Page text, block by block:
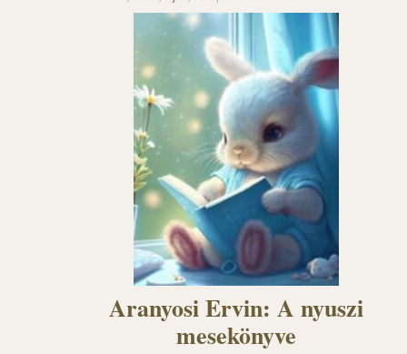
Aranyosi Ervin: A nyuszi
mesekönyve